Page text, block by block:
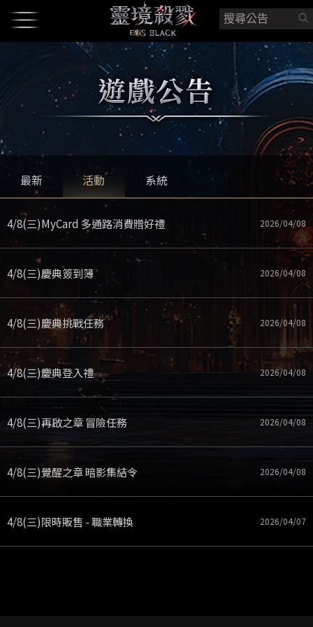
最新 活動 系統
4/8(三)MyCard 多通路消費贈好禮 2026/04/08
4/8(三)慶典簽到簿 2026/04/08
4/8(三)慶典挑戰任務 2026/04/08
4/8(三)慶典登入禮 2026/04/08
4/8(三)再啟之章 冒險任務 2026/04/08
4/8(三)覺醒之章 暗影集結令 2026/04/08
4/8(三)限時販售 - 職業轉換 2026/04/07